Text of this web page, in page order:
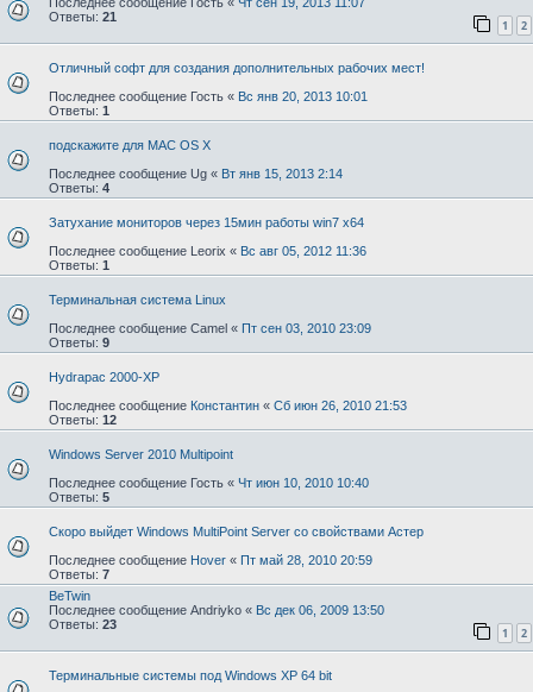
Ответы: 21
1 2
Отличный софт для создания дополнительных рабочих мест!
Последнее сообщение Гость « Вс янв 20, 2013 10:01
Ответы: 1
подскажите для MAC OS X
Последнее сообщение Ug « Вт янв 15, 2013 2:14
Ответы: 4
Затухание мониторов через 15мин работы win7 x64
Последнее сообщение Leorix « Вс авг 05, 2012 11:36
Ответы: 1
Терминальная система Linux
Последнее сообщение Camel « Пт сен 03, 2010 23:09
Ответы: 9
Hydrapac 2000-XP
Последнее сообщение Константин « Сб июн 26, 2010 21:53
Ответы: 12
Windows Server 2010 Multipoint
Последнее сообщение Гость « Чт июн 10, 2010 10:40
Ответы: 5
Скоро выйдет Windows MultiPoint Server со свойствами Астер
Последнее сообщение Hover « Пт май 28, 2010 20:59
Ответы: 7
BeTwin
Последнее сообщение Andriyko « Вс дек 06, 2009 13:50
Ответы: 23
1 2
Терминальные системы под Windows XP 64 bit